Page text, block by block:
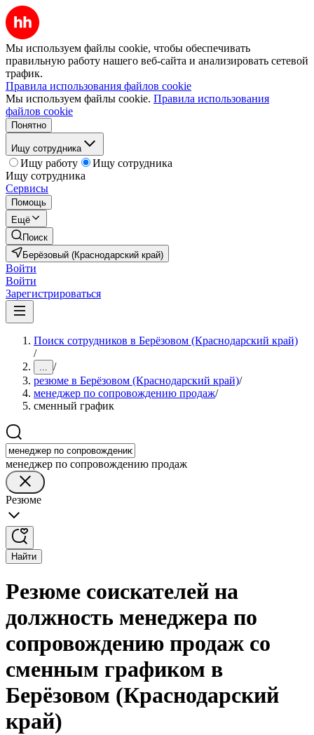
Мы используем файлы cookie, чтобы обеспечивать
правильную работу нашего веб-сайта и анализировать сетевой
трафик.
Правила использования файлов cookie
Мы используем файлы cookie. Правила использования
файлов cookie
Понятно
Ищу сотрудника
Ищу работу
Ищу сотрудника
Ищу сотрудника
Сервисы
Помощь
Ещё
Поиск
Берёзовый (Краснодарский край)
Войти
Войти
Зарегистрироваться
Поиск сотрудников в Берёзовом (Краснодарский край)
/
... /
резюме в Берёзовом (Краснодарский край)/
менеджер по сопровождению продаж/
сменный график
менеджер по сопровождению продаж
Резюме
Найти
Резюме соискателей на
должность менеджера по
сопровождению продаж со
сменным графиком в
Берёзовом (Краснодарский
край)